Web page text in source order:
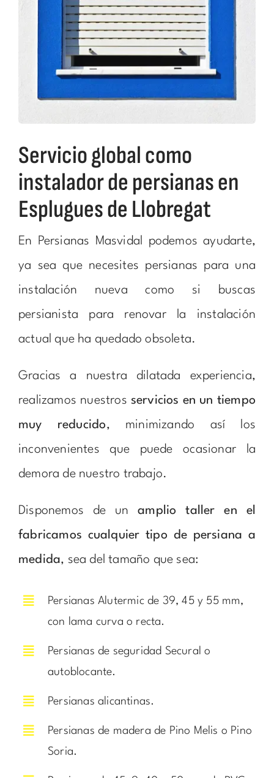
Servicio global como
instalador de persianas en
Esplugues de Llobregat
En Persianas Masvidal podemos ayudarte,
ya sea que necesites persianas para una
instalación nueva como si buscas
persianista para renovar la instalación
actual que ha quedado obsoleta.
Gracias a nuestra dilatada experiencia,
realizamos nuestros servicios en un tiempo
muy reducido, minimizando así los
inconvenientes que puede ocasionar la
demora de nuestro trabajo.
Disponemos de unamplio taller en el
fabricamos cualquier tipo de persiana a
medida, sea del tamaño que sea:
Persianas Alutermic de 39, 45 y 55 mm,
con lama curva o recta.
Persianas de seguridad Secural o
autoblocante.
Persianas alicantinas.
Persianas de madera de Pino Melis o Pino
Soria.